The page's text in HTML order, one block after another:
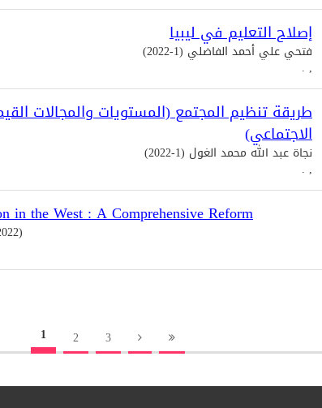
إصلاح التعليم في ليبيا
فتحي علي أحمد الفاضلي (1-2022)
, .
طريقة تنظيم المجتمع (المستويات والمجالات
الاجتماعي)
نجاة عبد الله محمد الغول (1-2022)
, .
in the West : A Comprehensive Reform
1 2 3